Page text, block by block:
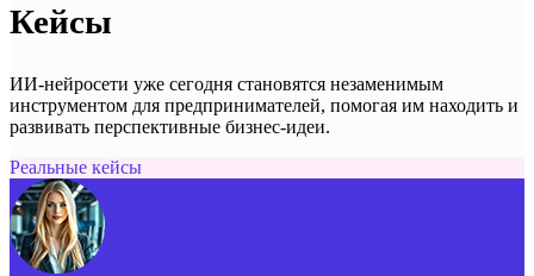
Кейсы
ИИ-нейросети уже сегодня становятся незаменимым
инструментом для предпринимателей, помогая им находить и
развивать перспективные бизнес-идеи.
Реальные кейсы